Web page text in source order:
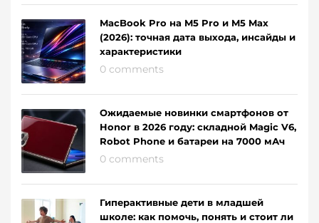
MacBook Pro на M5 Pro и M5 Max
(2026): точная дата выхода, инсайды и
характеристики
0 comments
Ожидаемые новинки смартфонов от
Honor в 2026 году: складной Magic V6,
Robot Phone и батареи на 7000 мАч
0 comments
Гиперактивные дети в младшей
школе: как помочь, понять и стоит ли